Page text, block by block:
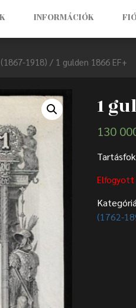
INFORMÁCIÓK
1918) / 1 gulden 1866 EF+
1
130
Elfogyott
(1762-